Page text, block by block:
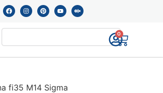
0
fi35 M14 Sigma